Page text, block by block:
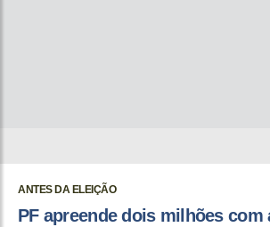
ANTES DA ELEIÇÃO
PF apreende dois milhões com